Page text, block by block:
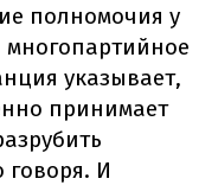
полномочия у
указывает,
принимает
говоря. И